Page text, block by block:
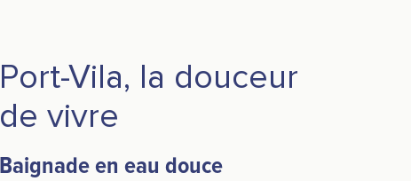
Port-Vila, la douceur
de vivre
Baignade en eau douce